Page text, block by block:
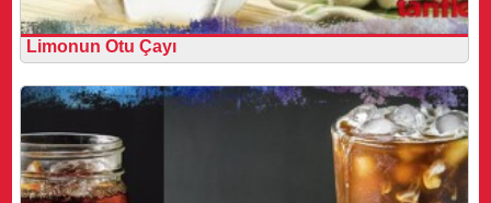
Limonun Otu Çayı